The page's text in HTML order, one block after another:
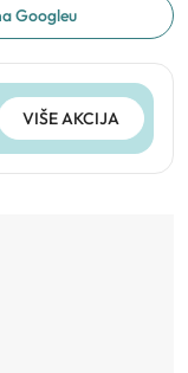
Googleu
VIŠE AKCIJA